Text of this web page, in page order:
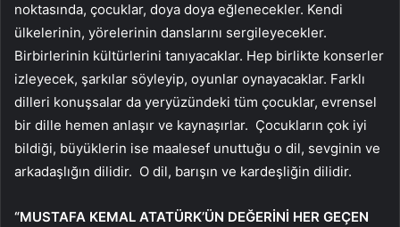
noktasında, çocuklar, doya doya eğlenecekler. Kendi
ülkelerinin, yörelerinin danslarını sergileyecekler.
Birbirlerinin kültürlerini tanıyacaklar. Hep birlikte konserler
izleyecek, şarkılar söyleyip, oyunlar oynayacaklar. Farklı
dilleri konuşsalar da yeryüzündeki tüm çocuklar, evrensel
bir dille hemen anlaşır ve kaynaşırlar. Çocukların çok iyi
bildiği, büyüklerin ise maalesef unuttuğu o dil, sevginin ve
arkadaşlığın dilidir. O dil, barışın ve kardeşliğin dilidir.
“MUSTAFA KEMAL ATATÜRK’ÜN DEĞERİNİ HER GEÇEN